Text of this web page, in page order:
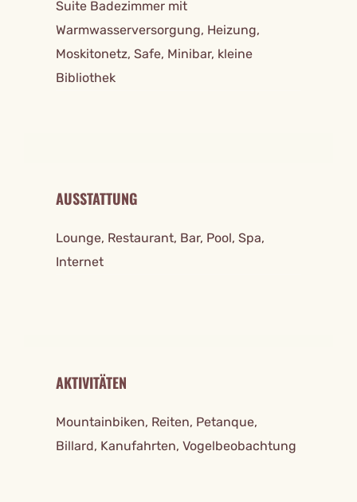
Suite Badezimmer mit
Warmwasserversorgung, Heizung,
Moskitonetz, Safe, Minibar, kleine
Bibliothek
AUSSTATTUNG
Lounge, Restaurant, Bar, Pool, Spa,
Internet
AKTIVITÄTEN
Mountainbiken, Reiten, Petanque,
Billard, Kanufahrten, Vogelbeobachtung